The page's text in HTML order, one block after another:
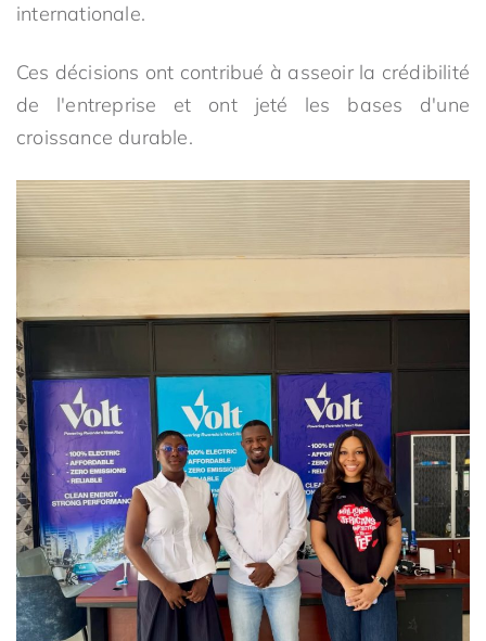
internationale.
Ces décisions ont contribué à asseoir la crédibilité
de l'entreprise et ont jeté les bases d'une
croissance durable.